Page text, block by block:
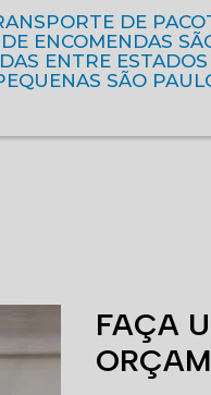
DE
ENCOMENDAS
ENTRE ESTADOS
SÃO
FAÇA